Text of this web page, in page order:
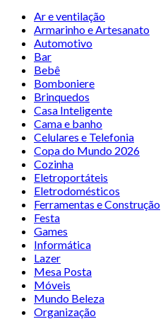
Ar e ventilação
Armarinho e Artesanato
Automotivo
Bar
Bebê
Bomboniere
Brinquedos
Casa Inteligente
Cama e banho
Celulares e Telefonia
Copa do Mundo 2026
Cozinha
Eletroportáteis
Eletrodomésticos
Ferramentas e Construção
Festa
Games
Informática
Lazer
Mesa Posta
Móveis
Mundo Beleza
Organização